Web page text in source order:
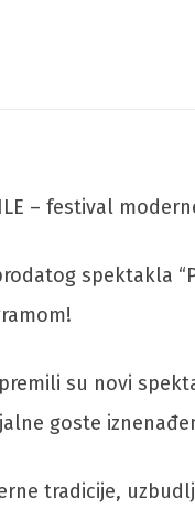
– festival
spektakla
su novi
goste
tradicije,